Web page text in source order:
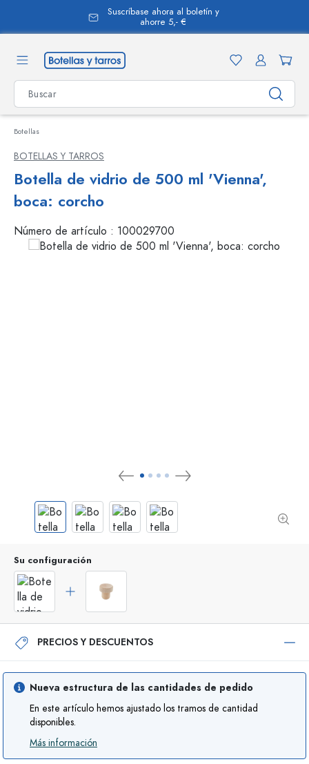
Suscríbase ahora al boletín y
ahorre 5,- €
Botellas
BOTELLAS Y TARROS
Botella de vidrio de 500 ml 'Vienna',
boca: corcho
Número de artículo : 100029700
Su configuración
PRECIOS Y DESCUENTOS
Nueva estructura de las cantidades de pedido
En este artículo hemos ajustado los tramos de cantidad
disponibles.
Más información